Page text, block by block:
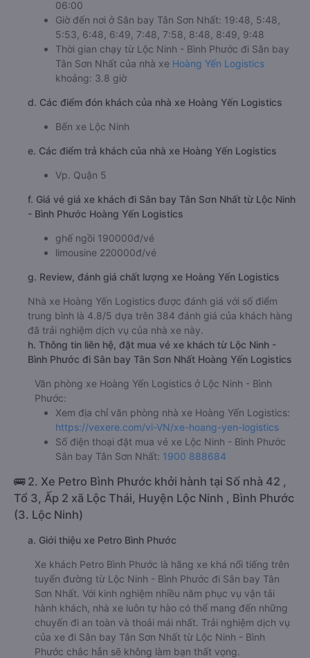
06:00
Giờ đến nơi ở Sân bay Tân Sơn Nhất: 19:48, 5:48,
5:53, 6:48, 6:49, 7:48, 7:58, 8:48, 8:49, 9:48
Thời gian chạy từ Lộc Ninh - Bình Phước đi Sân bay
Tân Sơn Nhất của nhà xe Hoàng Yến Logistics
khoảng: 3.8 giờ
d. Các điểm đón khách của nhà xe Hoàng Yến Logistics
Bến xe Lộc Ninh
e. Các điểm trả khách của nhà xe Hoàng Yến Logistics
Vp. Quận 5
f. Giá vé giá xe khách đi Sân bay Tân Sơn Nhất từ Lộc Ninh
- Bình Phước Hoàng Yến Logistics
ghế ngồi 190000đ/vé
limousine 220000đ/vé
g. Review, đánh giá chất lượng xe Hoàng Yến Logistics
Nhà xe Hoàng Yến Logistics được đánh giá với số điểm
trung bình là 4.8/5 dựa trên 384 đánh giá của khách hàng
đã trải nghiệm dịch vụ của nhà xe này.
h. Thông tin liên hệ, đặt mua vé xe khách từ Lộc Ninh -
Bình Phước đi Sân bay Tân Sơn Nhất Hoàng Yến Logistics
Văn phòng xe Hoàng Yến Logistics ở Lộc Ninh - Bình
Phước:
Xem địa chỉ văn phòng nhà xe Hoàng Yến Logistics:
https://vexere.com/vi-VN/xe-hoang-yen-logistics
Số điện thoại đặt mua vé xe Lộc Ninh - Bình Phước
Sân bay Tân Sơn Nhất: 1900 888684
🚌 2. Xe Petro Bình Phước khởi hành tại Số nhà 42 ,
Tổ 3, Ấp 2 xã Lộc Thái, Huyện Lộc Ninh , Bình Phước
(3. Lộc Ninh)
a. Giới thiệu xe Petro Bình Phước
Xe khách Petro Bình Phước là hãng xe khá nổi tiếng trên
tuyến đường từ Lộc Ninh - Bình Phước đi Sân bay Tân
Sơn Nhất. Với kinh nghiệm nhiều năm phục vụ vận tải
hành khách, nhà xe luôn tự hào có thể mang đến những
chuyến đi an toàn và thoải mái nhất. Trải nghiệm dịch vụ
của xe đi Sân bay Tân Sơn Nhất từ Lộc Ninh - Bình
Phước chắc hẳn sẽ không làm bạn thất vọng.